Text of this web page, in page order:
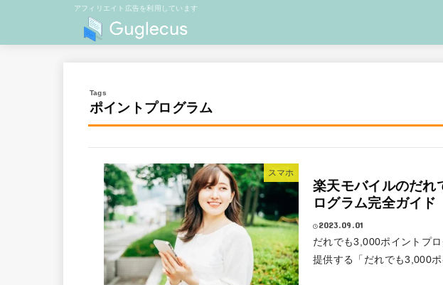
アフィリエイト広告を利用しています
ポイントプログラム
スマホ
楽天モバイルのだれ
ログラム完全ガイド
2023.09.01
だれでも3,000ポイントプ
提供する「だれでも3,000